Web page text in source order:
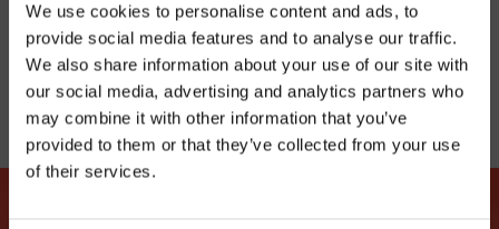
We use cookies to personalise content and ads, to
provide social media features and to analyse our traffic.
We also share information about your use of our site with
our social media, advertising and analytics partners who
may combine it with other information that you’ve
provided to them or that they’ve collected from your use
of their services.
AVISA A TUS AMIGOS